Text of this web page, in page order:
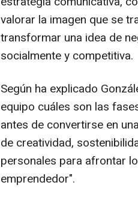
valorar la imagen que se
transformar una idea de
socialmente y competitiva.
Según ha explicado
equipo cuáles son las
antes de convertirse en
de creatividad,
personales para afrontar
emprendedor".